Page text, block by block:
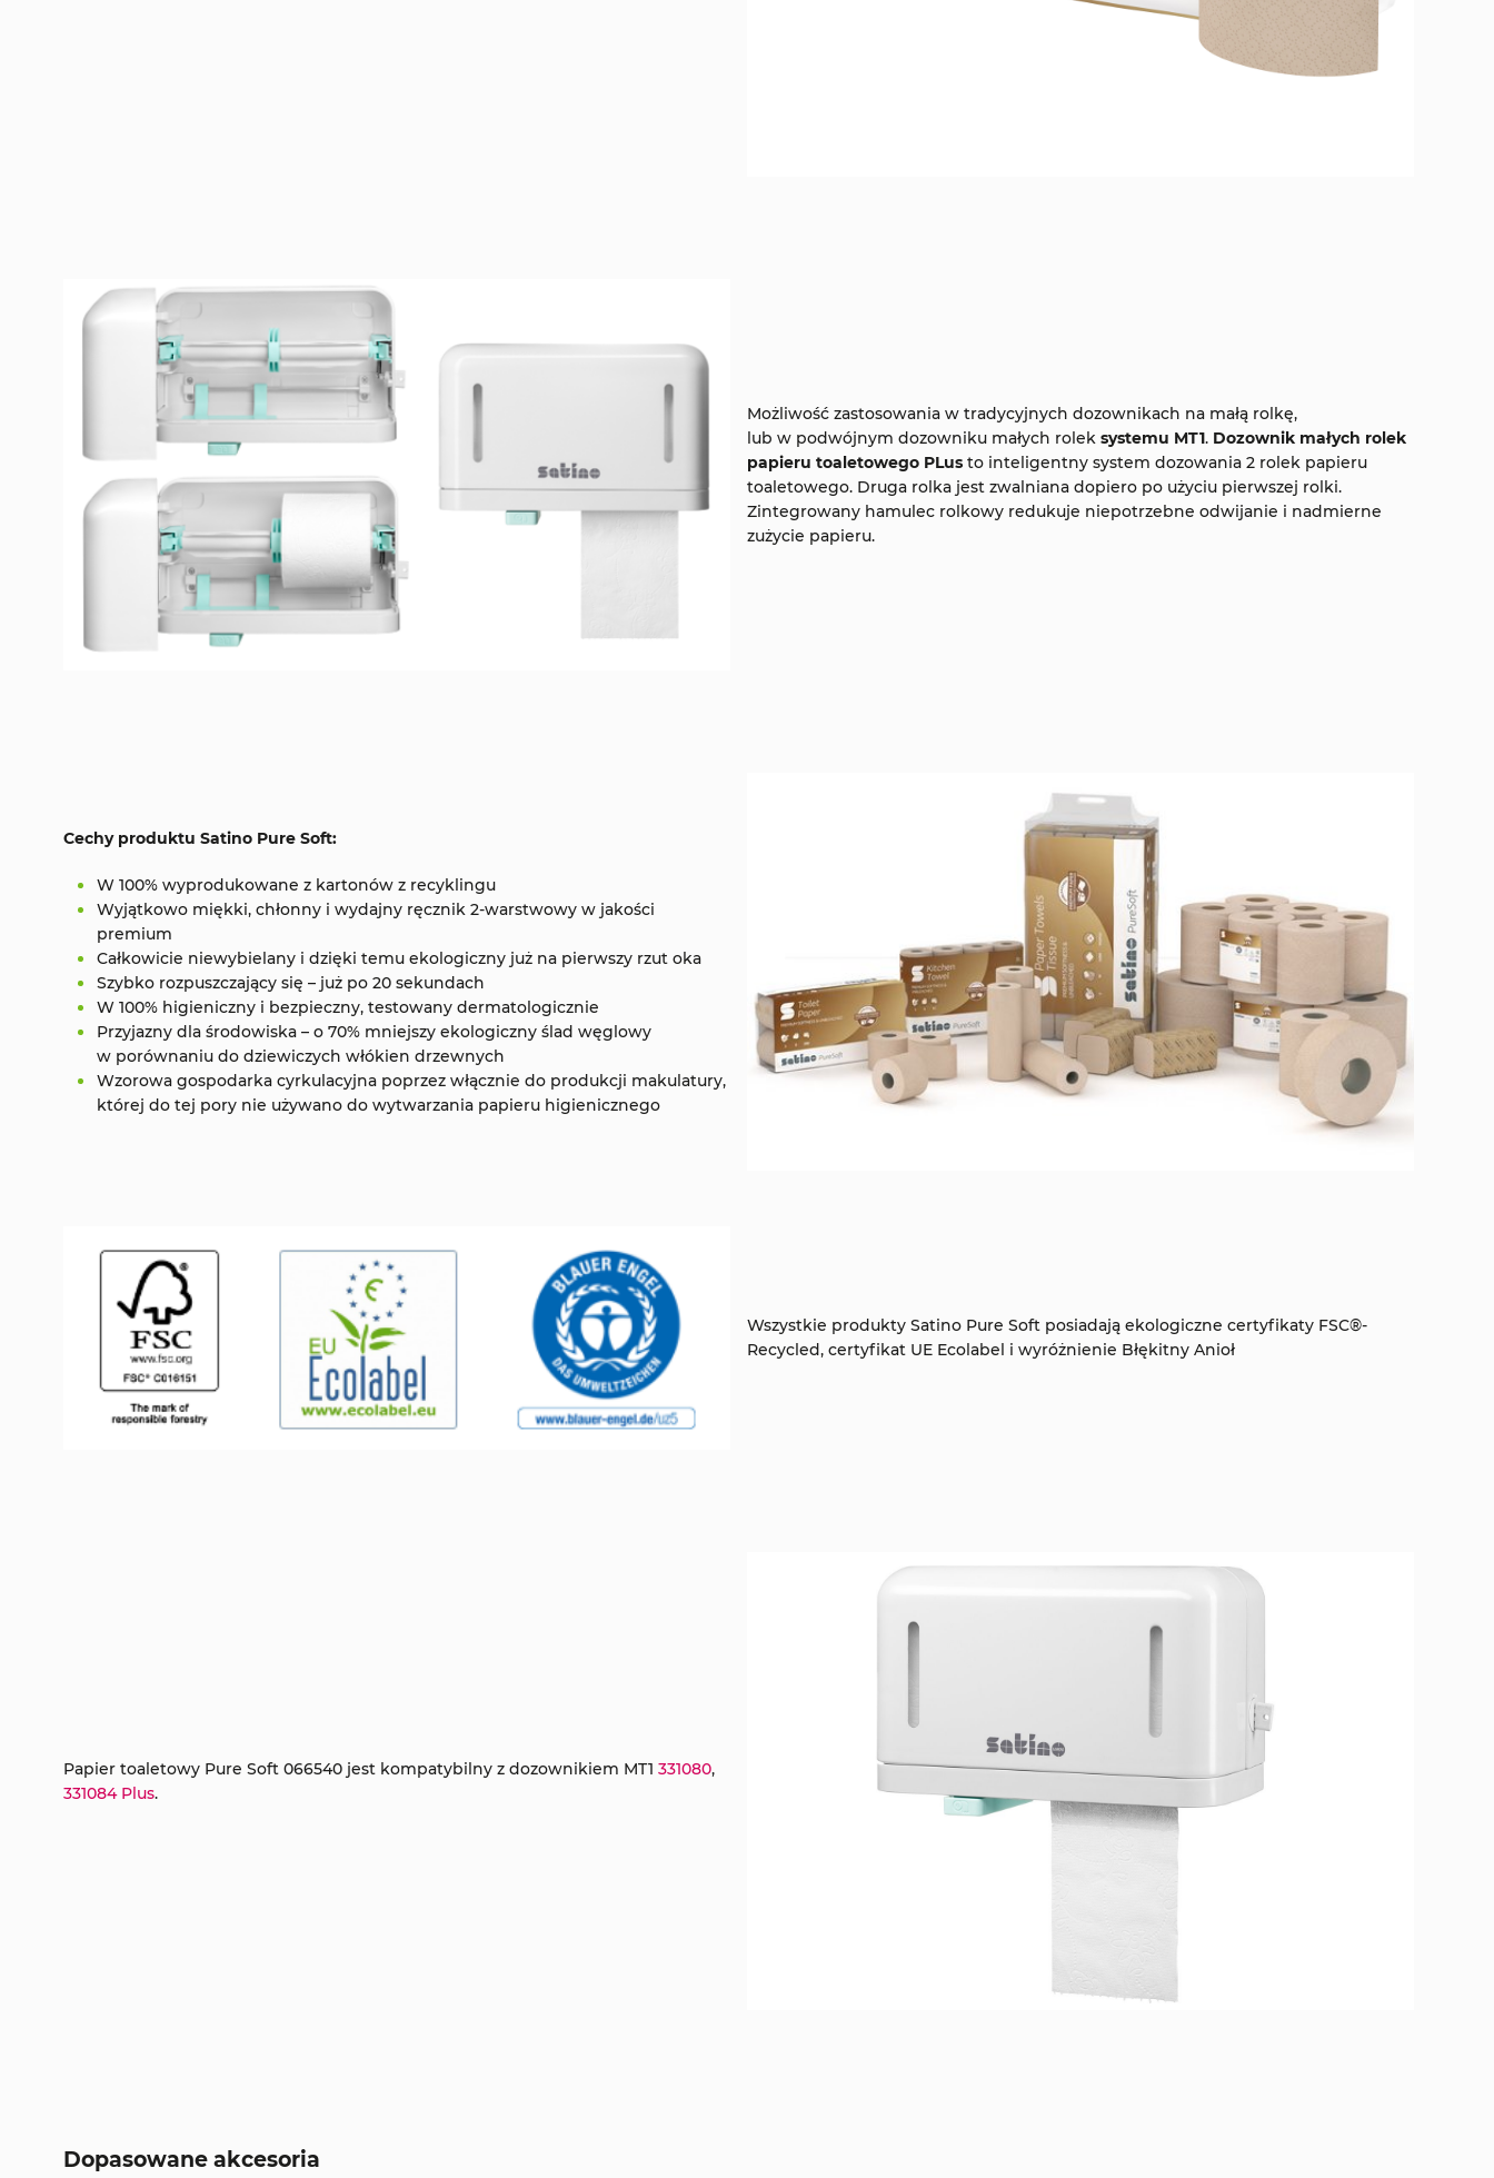
Możliwość zastosowania w tradycyjnych dozownikach na małą rolkę,
lub w podwójnym dozowniku małych rolek systemu MT1. Dozownik małych rolek
papieru toaletowego PLus to inteligentny system dozowania 2 rolek papieru
toaletowego. Druga rolka jest zwalniana dopiero po użyciu pierwszej rolki.
Zintegrowany hamulec rolkowy redukuje niepotrzebne odwijanie i nadmierne
zużycie papieru.
Cechy produktu Satino Pure Soft:
W 100% wyprodukowane z kartonów z recyklingu
Wyjątkowo miękki, chłonny i wydajny ręcznik 2-warstwowy w jakości
premium
Całkowicie niewybielany i dzięki temu ekologiczny już na pierwszy rzut oka
Szybko rozpuszczający się – już po 20 sekundach
W 100% higieniczny i bezpieczny, testowany dermatologicznie
Przyjazny dla środowiska – o 70% mniejszy ekologiczny ślad węglowy
w porównaniu do dziewiczych włókien drzewnych
Wzorowa gospodarka cyrkulacyjna poprzez włącznie do produkcji makulatury,
której do tej pory nie używano do wytwarzania papieru higienicznego
Wszystkie produkty Satino Pure Soft posiadają ekologiczne certyfikaty FSC®-
Recycled, certyfikat UE Ecolabel i wyróżnienie Błękitny Anioł
Papier toaletowy Pure Soft 066540 jest kompatybilny z dozownikiem MT1 331080,
331084 Plus.
Dopasowane akcesoria